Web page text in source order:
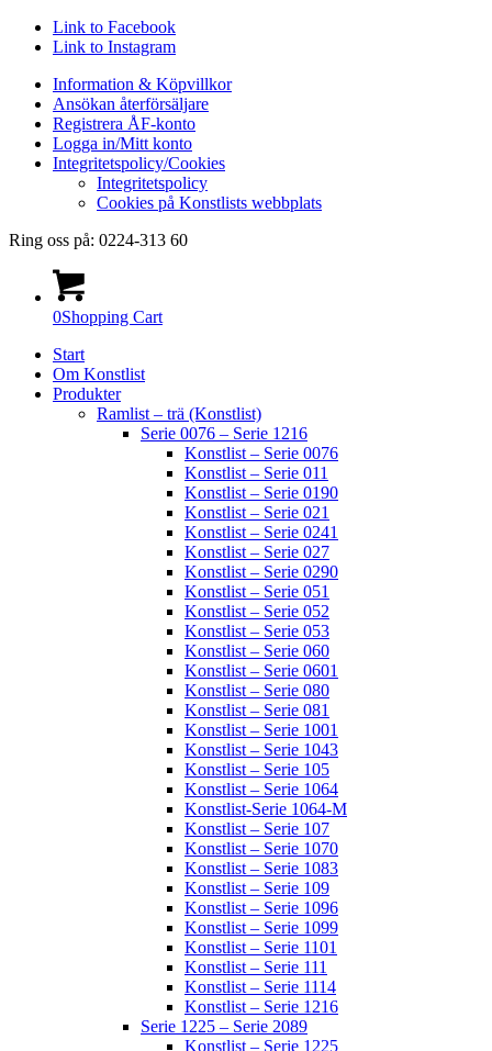
Link to Facebook
Link to Instagram
Information & Köpvillkor
Ansökan återförsäljare
Registrera ÅF-konto
Logga in/Mitt konto
Integritetspolicy/Cookies
Integritetspolicy
Cookies på Konstlists webbplats
Ring oss på: 0224-313 60
0Shopping Cart
Start
Om Konstlist
Produkter
Ramlist – trä (Konstlist)
Serie 0076 – Serie 1216
Konstlist – Serie 0076
Konstlist – Serie 011
Konstlist – Serie 0190
Konstlist – Serie 021
Konstlist – Serie 0241
Konstlist – Serie 027
Konstlist – Serie 0290
Konstlist – Serie 051
Konstlist – Serie 052
Konstlist – Serie 053
Konstlist – Serie 060
Konstlist – Serie 0601
Konstlist – Serie 080
Konstlist – Serie 081
Konstlist – Serie 1001
Konstlist – Serie 1043
Konstlist – Serie 105
Konstlist – Serie 1064
Konstlist-Serie 1064-M
Konstlist – Serie 107
Konstlist – Serie 1070
Konstlist – Serie 1083
Konstlist – Serie 109
Konstlist – Serie 1096
Konstlist – Serie 1099
Konstlist – Serie 1101
Konstlist – Serie 111
Konstlist – Serie 1114
Konstlist – Serie 1216
Serie 1225 – Serie 2089
Konstlist – Serie 1225